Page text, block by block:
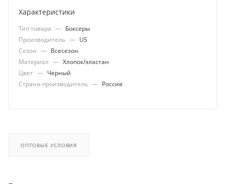
Характеристики
Тип товара — Боксеры
Производитель — US
Сезон — Всесезон
Материал — Хлопок/эластан
Цвет — Черный
Страна-производитель — Россия
ОПТОВЫЕ УСЛОВИЯ